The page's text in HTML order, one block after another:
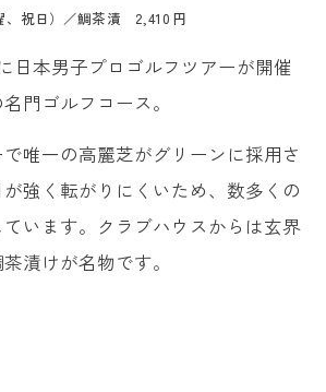
、祝日）／鯛茶漬 2,410円
日本男子プロゴルフツアーが開催
門ゴルフコース。
唯一の高麗芝がグリーンに採用さ
強く転がりにくいため、数多くの
ています。クラブハウスからは玄界
漬けが名物です。